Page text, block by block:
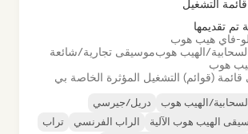
التشغيل
فاي هيب هوب
الهيب هوبموسيقى تجارية/شائعة
هوب
قائمة (قوائم) التشغيل المؤثرة الخاصة بي
الهيب هوب
دريل/جيرسي
الهيب هوب الآلية الراب الفرنسي
تراب